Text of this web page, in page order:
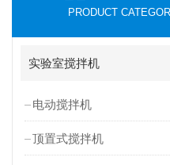
PRODUCT
实验室搅拌机
电动搅拌机
顶置式搅拌机